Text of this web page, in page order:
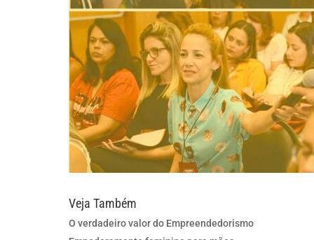
Veja Também
O verdadeiro valor do Empreendedorismo